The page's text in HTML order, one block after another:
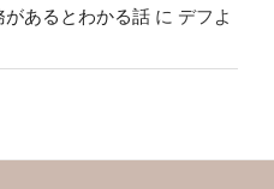
あるとわかる話 に デフよ